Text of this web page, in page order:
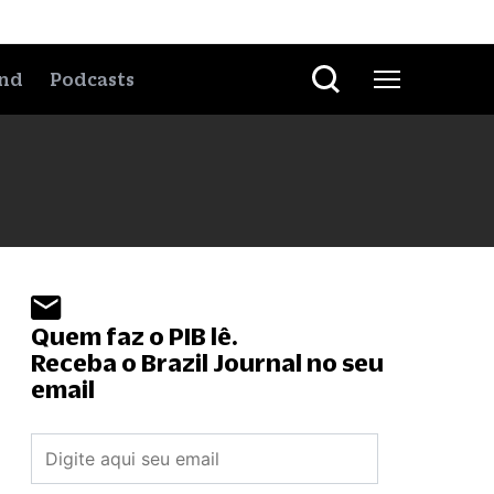
Podcasts
Quem faz o PIB lê.
Receba o Brazil Journal no seu
email